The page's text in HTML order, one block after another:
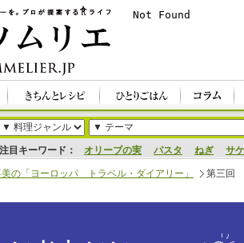
注目キーワード： オリーブの実 パスタ ねぎ サケ
の「ヨーロッパ トラベル・ダイアリー」
第三回